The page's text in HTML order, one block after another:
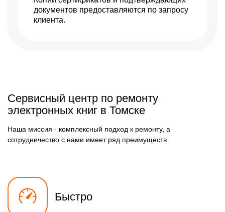
документов предоставляются по запросу
клиента.
Сервисный центр по ремонту
электронных книг в Томске
Наша миссия - комплексный подход к ремонту, а
сотрудничество с нами имеет ряд преимуществ
Быстро